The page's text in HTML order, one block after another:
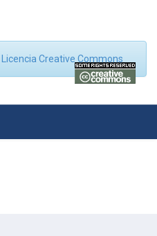
Licencia Creative Commons